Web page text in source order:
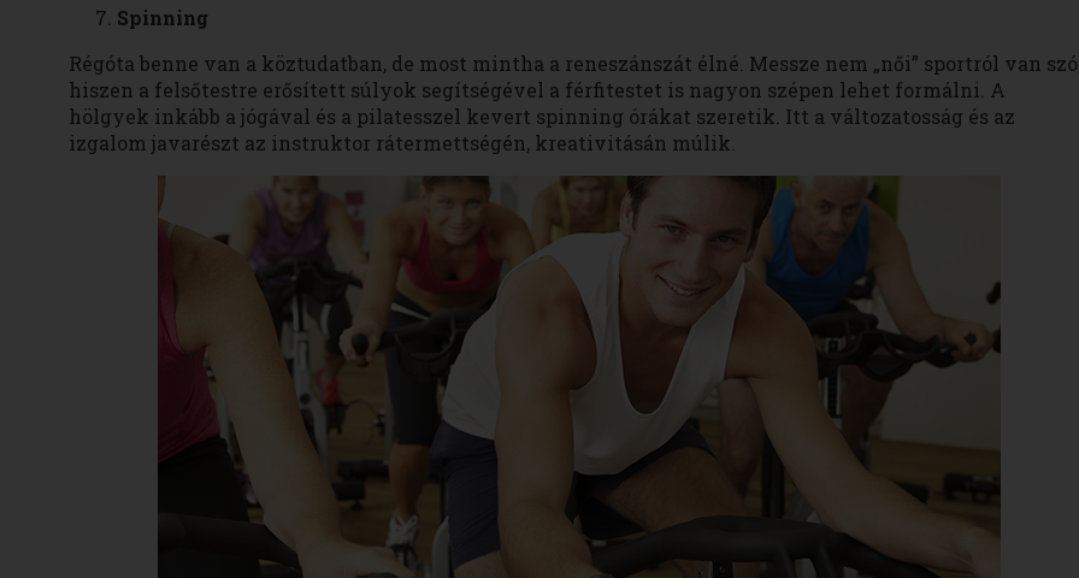
Spinning
Régóta benne van a köztudatban, de most mintha a reneszánszát élné. Messze nem „női” sportról van
hiszen a felsőtestre erősített súlyok segítségével a férfitestet is nagyon szépen lehet formálni. A
hölgyek inkább a jógával és a pilatesszel kevert spinning órákat szeretik. Itt a változatosság és az
izgalom javarészt az instruktor rátermettségén, kreativitásán múlik.